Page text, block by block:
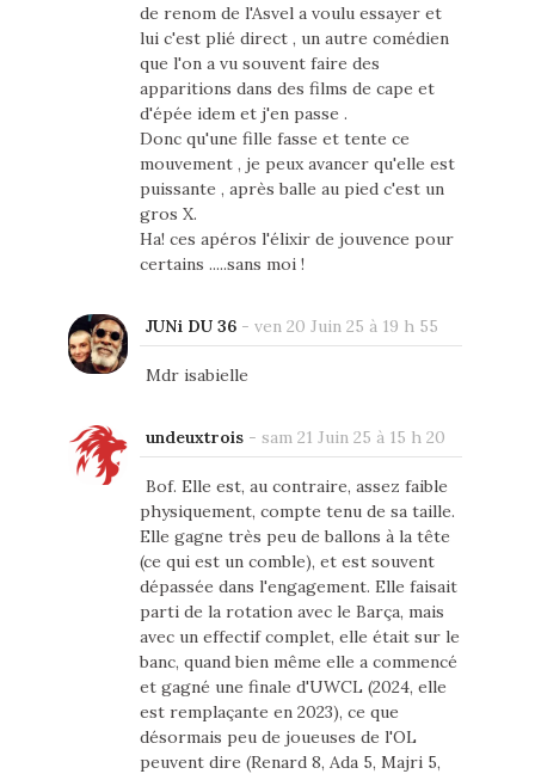
de renom de l'Asvel a voulu essayer et
lui c'est plié direct , un autre comédien
que l'on a vu souvent faire des
apparitions dans des films de cape et
d'épée idem et j'en passe .
Donc qu'une fille fasse et tente ce
mouvement , je peux avancer qu'elle est
puissante , après balle au pied c'est un
gros X.
Ha! ces apéros l'élixir de jouvence pour
certains .....sans moi !
JUNi DU 36- ven 20 Juin 25 à 19 h 55
Mdr isabielle
undeuxtrois- sam 21 Juin 25 à 15 h 20
Bof. Elle est, au contraire, assez faible
physiquement, compte tenu de sa taille.
Elle gagne très peu de ballons à la tête
(ce qui est un comble), et est souvent
dépassée dans l'engagement. Elle faisait
parti de la rotation avec le Barça, mais
avec un effectif complet, elle était sur le
banc, quand bien même elle a commencé
et gagné une finale d'UWCL (2024, elle
est remplaçante en 2023), ce que
désormais peu de joueuses de l'OL
peuvent dire (Renard 8, Ada 5, Majri 5,